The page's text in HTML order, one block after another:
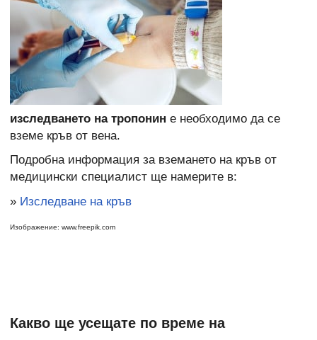
изследването на тропонин е необходимо да се
вземе кръв от вена.
Подробна информация за вземането на кръв от
медицински специалист ще намерите в:
» Изследване на кръв
Изображение: www.freepik.com
Какво ще усещате по време на